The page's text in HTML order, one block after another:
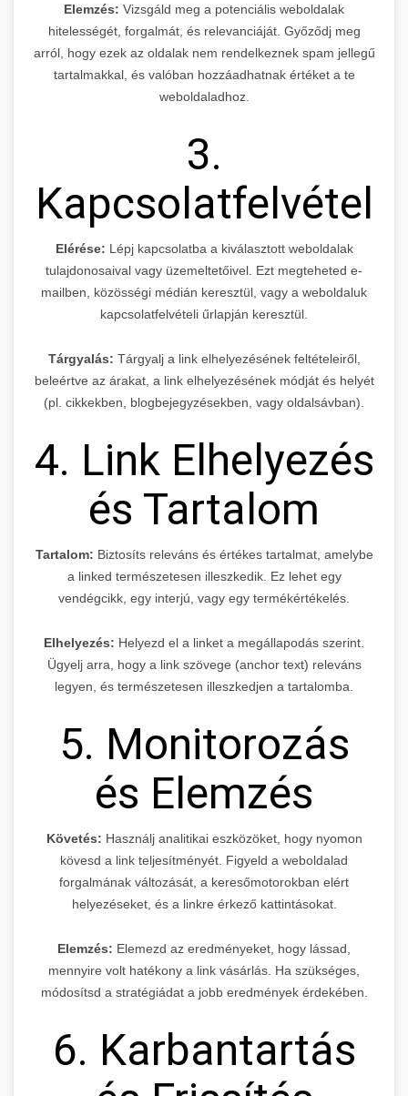
Elemzés: Vizsgáld meg a potenciális weboldalak
hitelességét, forgalmát, és relevanciáját. Győződj meg
arról, hogy ezek az oldalak nem rendelkeznek spam jellegű
tartalmakkal, és valóban hozzáadhatnak értéket a te
weboldaladhoz.
3.
Kapcsolatfelvétel
Elérése: Lépj kapcsolatba a kiválasztott weboldalak
tulajdonosaival vagy üzemeltetőivel. Ezt megteheted e-
mailben, közösségi médián keresztül, vagy a weboldaluk
kapcsolatfelvételi űrlapján keresztül.
Tárgyalás: Tárgyalj a link elhelyezésének feltételeiről,
beleértve az árakat, a link elhelyezésének módját és helyét
(pl. cikkekben, blogbejegyzésekben, vagy oldalsávban).
4. Link Elhelyezés
és Tartalom
Tartalom: Biztosíts releváns és értékes tartalmat, amelybe
a linked természetesen illeszkedik. Ez lehet egy
vendégcikk, egy interjú, vagy egy termékértékelés.
Elhelyezés: Helyezd el a linket a megállapodás szerint.
Ügyelj arra, hogy a link szövege (anchor text) releváns
legyen, és természetesen illeszkedjen a tartalomba.
5. Monitorozás
és Elemzés
Követés: Használj analitikai eszközöket, hogy nyomon
kövesd a link teljesítményét. Figyeld a weboldalad
forgalmának változását, a keresőmotorokban elért
helyezéseket, és a linkre érkező kattintásokat.
Elemzés: Elemezd az eredményeket, hogy lássad,
mennyire volt hatékony a link vásárlás. Ha szükséges,
módosítsd a stratégiádat a jobb eredmények érdekében.
6. Karbantartás